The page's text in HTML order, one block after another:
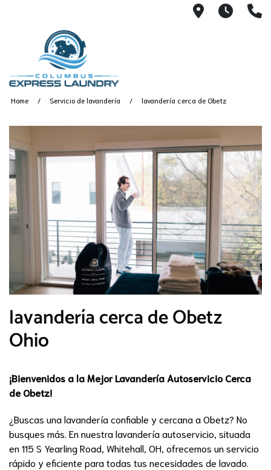
115 S
Home Servicio de lavandería lavandería cerca de Obetz
lavandería cerca de Obetz
Ohio
¡Bienvenidos a la Mejor Lavandería Autoservicio Cerca
de Obetz!
¿Buscas una lavandería confiable y cercana a Obetz? No
busques más. En nuestra lavandería autoservicio, situada
en 115 S Yearling Road, Whitehall, OH, ofrecemos un servicio
rápido y eficiente para todas tus necesidades de lavado.